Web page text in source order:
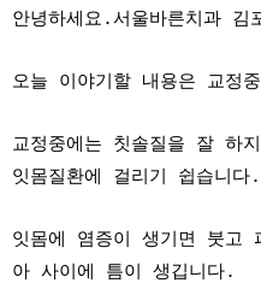
안녕하세요.서울바른치과 김
오늘 이야기할 내용은 교정
교정중에는 칫솔질을 잘 하
잇몸질환에 걸리기 쉽습니다.
잇몸에 염증이 생기면 붓고
아 사이에 틈이 생깁니다.